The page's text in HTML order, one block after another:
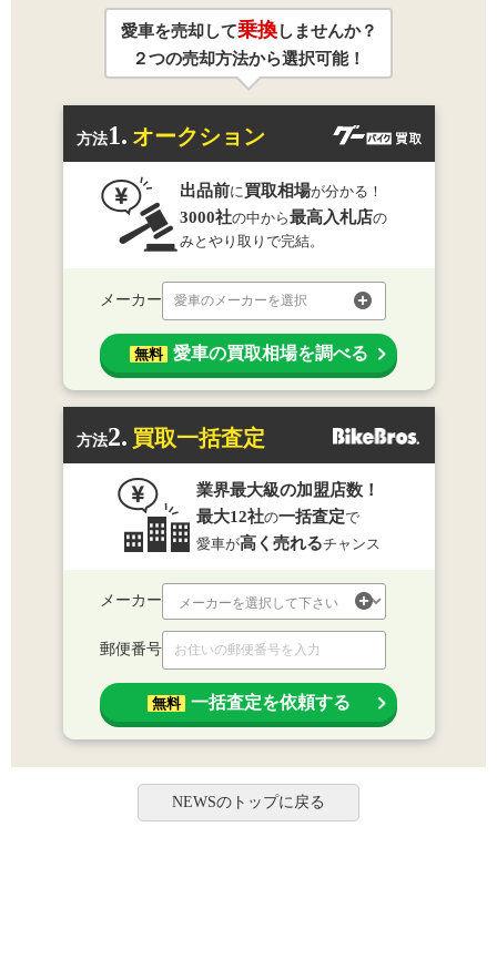
愛車を売却して乗換しませんか？
２つの売却方法から選択可能！
方法1. オークション
出品前に 買取相場が分かる！
3000社の中から最高入札店の
みとやり取りで完結。
メーカー 愛車のメーカーを選択
無料 愛車の買取相場を調べる
方法2. 買取一括査定
業界最大級の加盟店数！
最大12社の一括査定で
愛車が高く売れるチャンス
メーカー
郵便番号
無料 一括査定を依頼する
NEWSのトップに戻る